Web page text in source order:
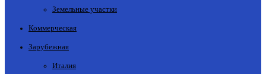
Земельные участки
Коммерческая
Зарубежная
Италия